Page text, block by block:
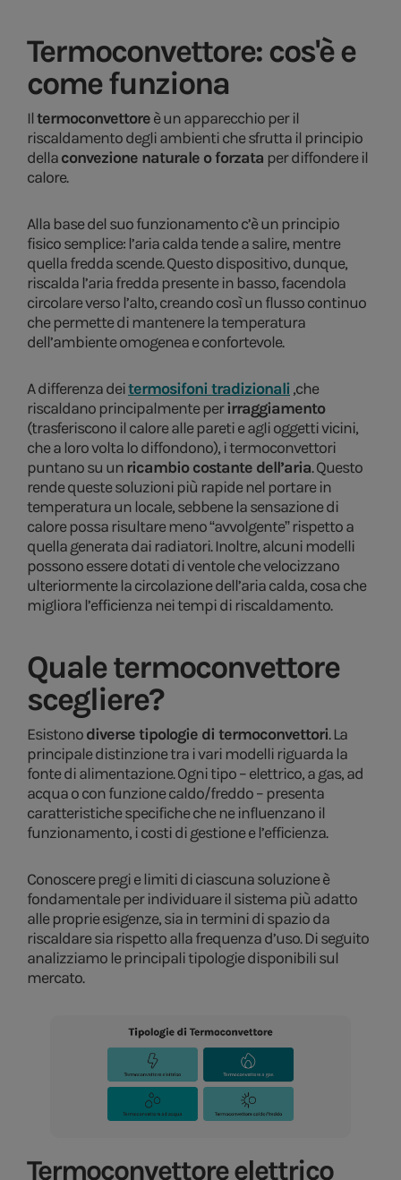
Termoconvettore: cos'è e
come funziona
Iltermoconvettoreè un apparecchio per il
riscaldamento degli ambienti che sfrutta il principio
dellaconvezione naturale o forzata per diffondere il
calore.
Alla base del suo funzionamento c’è un principio
fisico semplice: l’aria calda tende a salire, mentre
quella fredda scende. Questo dispositivo, dunque,
riscalda l’aria fredda presente in basso, facendola
circolare verso l’alto, creando così un flusso continuo
che permette di mantenere la temperatura
dell’ambiente omogenea e confortevole.
A differenza deitermosifoni tradizionali,che
riscaldano principalmente perirraggiamento
(trasferiscono il calore alle pareti e agli oggetti vicini,
che a loro volta lo diffondono), i termoconvettori
puntano su unricambio costante dell’aria. Questo
rende queste soluzioni più rapide nel portare in
temperatura un locale, sebbene la sensazione di
calore possa risultare meno “avvolgente” rispetto a
quella generata dai radiatori. Inoltre, alcuni modelli
possono essere dotati di ventole che velocizzano
ulteriormente la circolazione dell’aria calda, cosa che
migliora l’efficienza nei tempi di riscaldamento.
Quale termoconvettore
scegliere?
Esistonodiverse tipologie di termoconvettori. La
principale distinzione tra i vari modelli riguarda la
fonte di alimentazione. Ogni tipo – elettrico, a gas, ad
acqua o con funzione caldo/freddo – presenta
caratteristiche specifiche che ne influenzano il
funzionamento, i costi di gestione e l’efficienza.
Conoscere pregi e limiti di ciascuna soluzione è
fondamentale per individuare il sistema più adatto
alle proprie esigenze, sia in termini di spazio da
riscaldare sia rispetto alla frequenza d’uso. Di seguito
analizziamo le principali tipologie disponibili sul
mercato.
Termoconvettore elettrico